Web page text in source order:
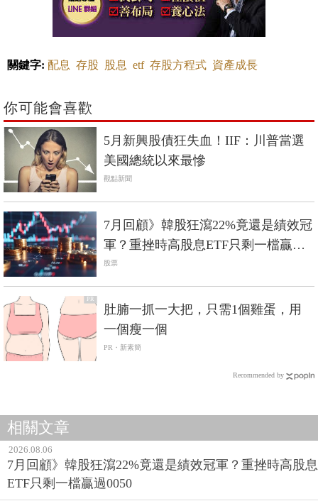
關鍵字: 配息 存股 股息 etf 存股方程式 資產成長
你可能會喜歡
5月新興股債狂失血！IIF：川普當選
美國總統以來最慘
觀點新聞
7月回顧》韓股狂瀉22%竟還是績效冠
軍？重挫時高股息ETF只剩一檔贏過
0050
股票
PR
肚腩一抓一大把，只需1個雞蛋，用
一個瘦一個
PR・新素簡
Recommended by
相關文章
2026.08.06
7月回顧》韓股狂瀉22%竟還是績效冠軍？重挫時高股息
ETF只剩一檔贏過0050